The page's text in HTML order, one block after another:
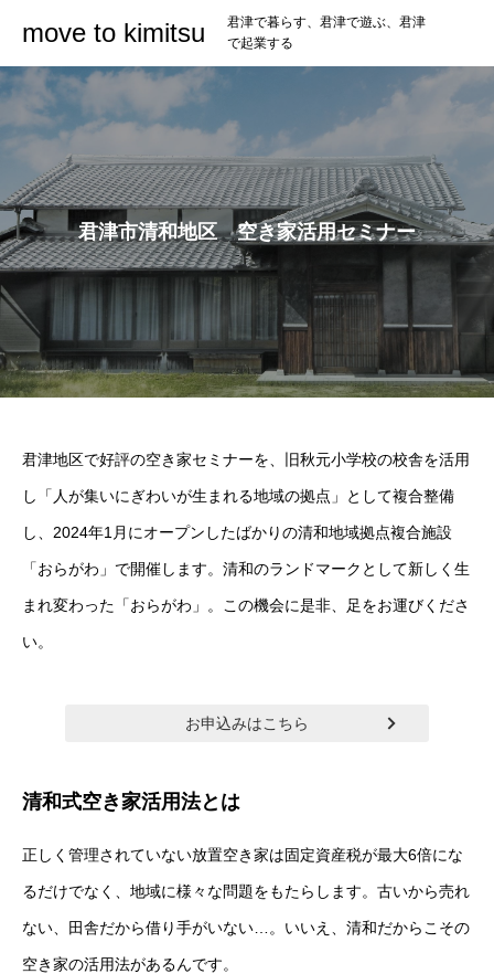
move to kimitsu
君津で暮らす、君津で遊ぶ、君津
で起業する
君津市清和地区 空き家活用セミナー
君津地区で好評の空き家セミナーを、旧秋元小学校の校舎を活用
し「人が集いにぎわいが生まれる地域の拠点」として複合整備
し、2024年1月にオープンしたばかりの清和地域拠点複合施設
「おらがわ」で開催します。清和のランドマークとして新しく生
まれ変わった「おらがわ」。この機会に是非、足をお運びくださ
い。
お申込みはこちら
清和式空き家活用法とは
正しく管理されていない放置空き家は固定資産税が最大6倍にな
るだけでなく、地域に様々な問題をもたらします。古いから売れ
ない、田舎だから借り手がいない…。いいえ、清和だからこその
空き家の活用法があるんです。